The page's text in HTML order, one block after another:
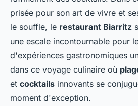
prisée pour son art de vivre et
le souffle, le restaurant Biarritz
une escale incontournable pour
d'expériences gastronomiques
dans ce voyage culinaire où
et cocktails innovants se
moment d'exception.